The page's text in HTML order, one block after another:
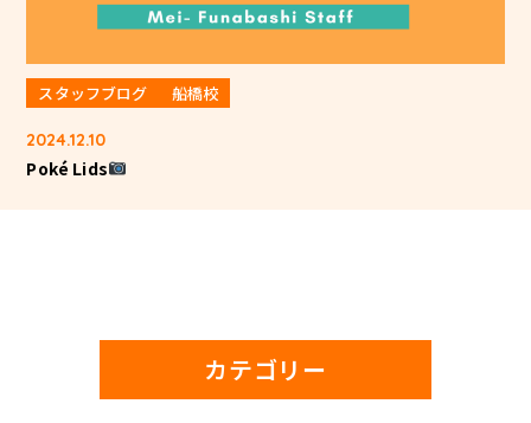
スタッフブログ 船橋校
2024.12.10
Poké Lids
カテゴリー